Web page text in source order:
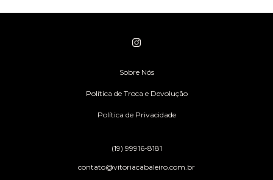
Sobre Nós
Política de Troca e Devolução
Política de Privacidade
(19) 99916-8181
contato@vitoriacabaleiro.com.br